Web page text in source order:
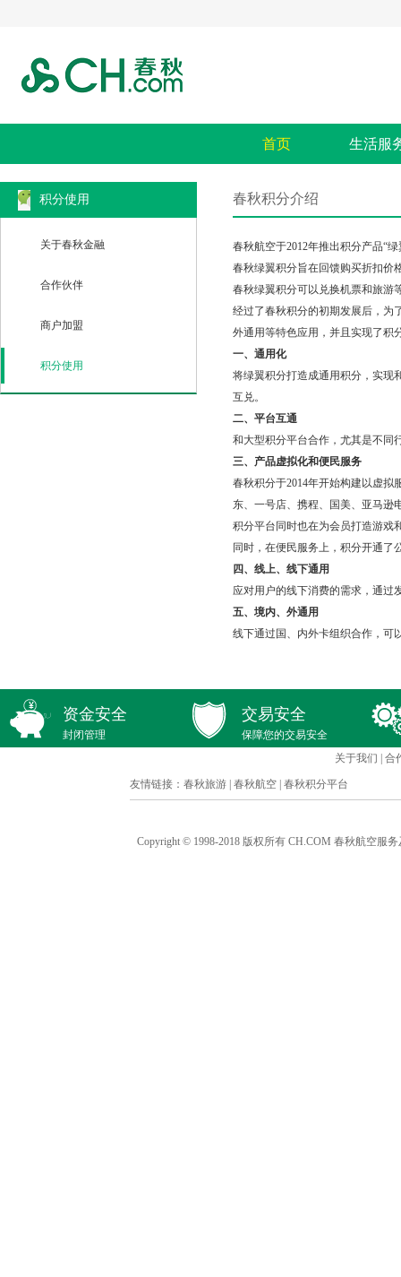
首页 生活服
积分使用
关于春秋金融
合作伙伴
商户加盟
积分使用
春秋积分介绍
春秋航空于2012年推出积分产品“
春秋绿翼积分旨在回馈购买折扣价
春秋绿翼积分可以兑换机票和旅游
经过了春秋积分的初期发展后，为
外通用等特色应用，并且实现了积
一、通用化
将绿翼积分打造成通用积分，实现
互兑。
二、平台互通
和大型积分平台合作，尤其是不同
三、产品虚拟化和便民服务
春秋积分于2014年开始构建以虚
东、一号店、携程、国美、亚马逊
积分平台同时也在为会员打造游戏
同时，在便民服务上，积分开通了
四、线上、线下通用
应对用户的线下消费的需求，通过
五、境内、外通用
线下通过国、内外卡组织合作，可
资金安全
封闭管理
交易安全
保障您的交易安全
关于我们
合
友情链接： 春秋旅游 春秋航空 春秋积分平台
Copyright © 1998-2018 版权所有 CH.COM 春秋航空服